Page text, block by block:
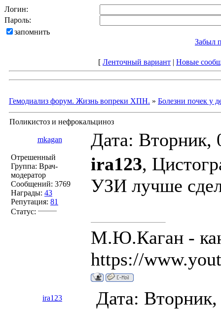
Логин:
Пароль:
запомнить
Забыл
[ Ленточный вариант | Новые
Гемодиализ форум. Жизнь вопреки ХПН. » Болезни почек у
Поликистоз и нефрокальциноз
mkagan Дата: Вторник,
Отрешенный
Группа: Врач-
модератор
Сообщений: 3769
Награды: 43
Репутация: 81
Статус:
ira123,
УЗИ лучше
М.Ю.Каган -
https://
ira123 Дата: